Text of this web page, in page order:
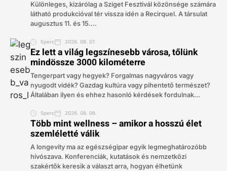
Különleges, kizárólag a Sziget Fesztivál közönsége számára
látható produkcióval tér vissza idén a Recirquel. A társulat
augusztus 11. és 15....
5perc 2026. 08. 07.
Ez lett a világ legszínesebb városa, tőlünk
mindössze 3000 kilométerre
Tengerpart vagy hegyek? Forgalmas nagyváros vagy
nyugodt vidék? Gazdag kultúra vagy pihentető természet?
Általában ilyen és ehhez hasonló kérdések fordulnak...
5perc 2026. 08. 06.
Több mint wellness – amikor a hosszú élet
szemléletté válik
A longevity ma az egészségipar egyik legmeghatározóbb
hívószava. Konferenciák, kutatások és nemzetközi
szakértők keresik a választ arra, hogyan élhetünk